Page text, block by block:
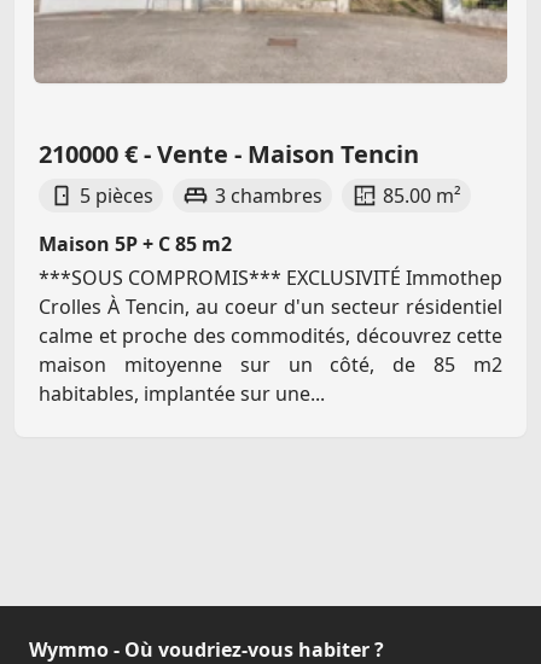
210000 € - Vente - Maison Tencin
5 pièces 3 chambres
85.00 m²
Maison 5P + C 85 m2
***SOUS COMPROMIS*** EXCLUSIVITÉ Immothep
Crolles À Tencin, au coeur d'un secteur résidentiel
calme et proche des commodités, découvrez cette
maison mitoyenne sur un côté, de 85 m2
habitables, implantée sur une...
Wymmo - Où voudriez-vous habiter ?